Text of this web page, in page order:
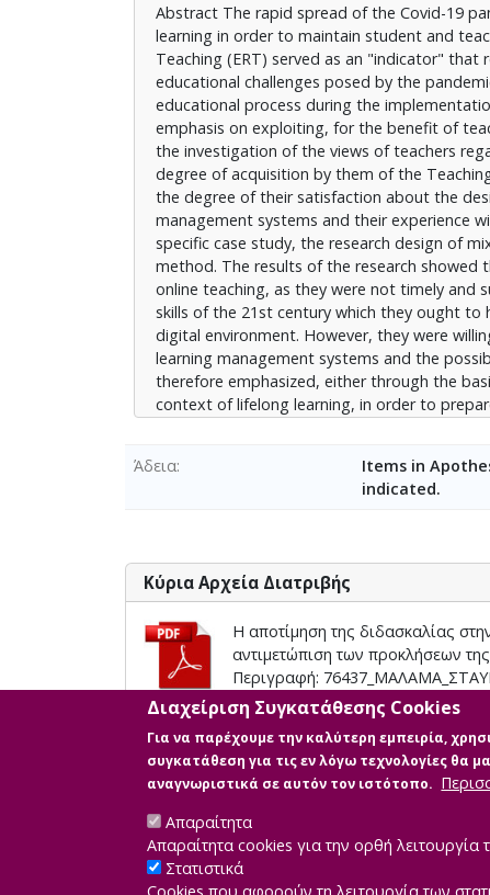
έγκαιρη και κατάλληλη επιμόρφωση των
μέσω βιωματικών εργαστηρίων στο
καλύτερα για τις προκλήσεις του αιώνα μας.
Abstract The rapid spread of the Covid-19
learning in order to maintain student and
Teaching (ERT) served as an "indicator"
educational challenges posed by the
educational process during the
emphasis on exploiting, for the benefit of
the investigation of the views of teachers
degree of acquisition by them of the
the degree of their satisfaction about the
management systems and their experience
specific case study, the research design of
method. The results of the research showed
online teaching, as they were not timely and
skills of the 21st century which they ought to
digital environment. However, they were
learning management systems and the
therefore emphasized, either through the
context of lifelong learning, in order to
Άδεια
Items in
indicated.
Κύρια Αρχεία Διατριβής
Η αποτίμηση της διδασκαλίας
αντιμετώπιση των προκλήσεων
Περιγραφή:
Πληροφορίες: Κυρίως σώμα
Μέγεθος: 2.6 MB
Διαχείριση Συγκατάθεσης Cookies
Για να παρέχουμε την καλύτερη εμπειρία,
συγκατάθεση για τις εν λόγω τεχνολογίες
αναγνωριστικά σε αυτόν τον ιστότοπο.
Απαραίτητα
Απαραίτητα cookies για την ορθή
Στατιστικά
Cookies που αφορούν τη λειτουργία των